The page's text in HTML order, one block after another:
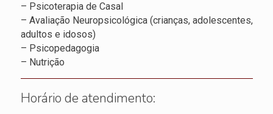
– Psicoterapia de Casal
– Avaliação Neuropsicológica (crianças, adolescentes,
adultos e idosos)
– Psicopedagogia
– Nutrição
Horário de atendimento: